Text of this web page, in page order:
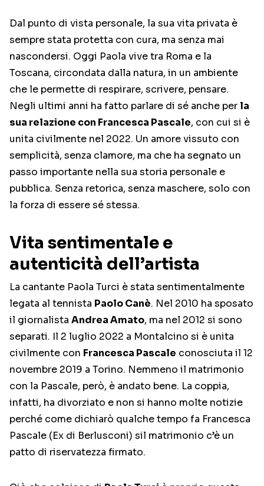
Dal punto di vista personale, la sua vita privata è
sempre stata protetta con cura, ma senza mai
nascondersi. Oggi Paola vive tra Roma e la
Toscana, circondata dalla natura, in un ambiente
che le permette di respirare, scrivere, pensare.
Negli ultimi anni ha fatto parlare di sé anche per la
sua relazione con Francesca Pascale, con cui si è
unita civilmente nel 2022. Un amore vissuto con
semplicità, senza clamore, ma che ha segnato un
passo importante nella sua storia personale e
pubblica. Senza retorica, senza maschere, solo con
la forza di essere sé stessa.
Vita sentimentale e
autenticità dell’artista
La cantante Paola Turci è stata sentimentalmente
legata al tennista Paolo Canè. Nel 2010 ha sposato
il giornalista Andrea Amato, ma nel 2012 si sono
separati. Il 2 luglio 2022 a Montalcino si è unita
civilmente con Francesca Pascale conosciuta il 12
novembre 2019 a Torino. Nemmeno il matrimonio
con la Pascale, però, è andato bene. La coppia,
infatti, ha divorziato e non si hanno molte notizie
perché come dichiarò qualche tempo fa Francesca
Pascale (Ex di Berlusconi) sil matrimonio c’è un
patto di riservatezza firmato.